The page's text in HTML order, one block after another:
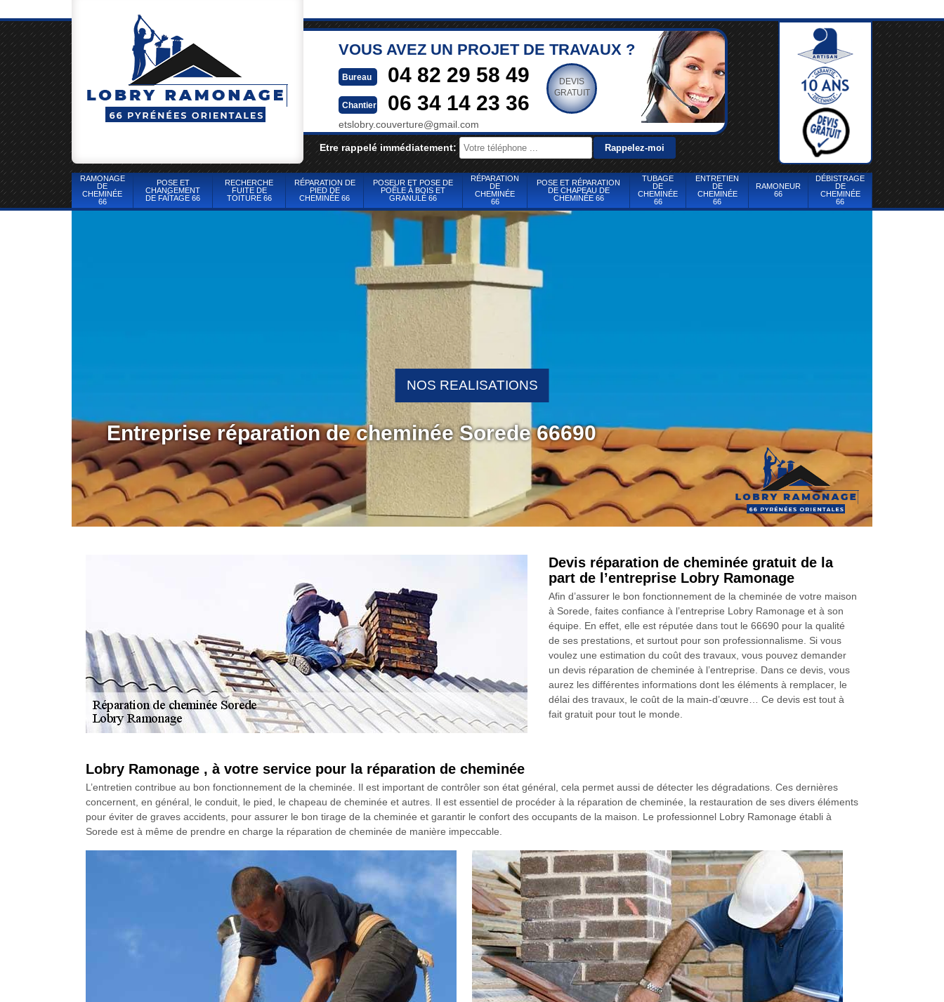
VOUS AVEZ UN PROJET DE TRAVAUX ?
Bureau 04 82 29 58 49
Chantier 06 34 14 23 36
etslobry.couverture@gmail.com
DEVIS
GRATUIT
Etre rappelé immédiatement:
RAMONAGE
DE
CHEMINÉE
66
POSE ET
CHANGEMENT
DE FAÎTAGE 66
RECHERCHE
FUITE DE
TOITURE 66
RÉPARATION DE
PIED DE
CHEMINÉE 66
POSEUR ET POSE DE
POÊLE À BOIS ET
GRANULÉ 66
RÉPARATION
DE
CHEMINÉE
66
POSE ET RÉPARATION
DE CHAPEAU DE
CHEMINÉE 66
TUBAGE
DE
CHEMINÉE
66
ENTRETIEN
DE
CHEMINÉE
66
RAMONEUR
66
DÉBISTRAGE
DE
CHEMINÉE
66
Entreprise réparation de cheminée Sorede 66690
NOS REALISATIONS
Devis réparation de cheminée gratuit de la
part de l’entreprise Lobry Ramonage
Afin d’assurer le bon fonctionnement de la cheminée de votre maison
à Sorede, faites confiance à l’entreprise Lobry Ramonage et à son
équipe. En effet, elle est réputée dans tout le 66690 pour la qualité
de ses prestations, et surtout pour son professionnalisme. Si vous
voulez une estimation du coût des travaux, vous pouvez demander
un devis réparation de cheminée à l’entreprise. Dans ce devis, vous
aurez les différentes informations dont les éléments à remplacer, le
délai des travaux, le coût de la main-d’œuvre… Ce devis est tout à
fait gratuit pour tout le monde.
Lobry Ramonage , à votre service pour la réparation de cheminée
L’entretien contribue au bon fonctionnement de la cheminée. Il est important de contrôler son état général, cela permet aussi de détecter les dégradations. Ces dernières
concernent, en général, le conduit, le pied, le chapeau de cheminée et autres. Il est essentiel de procéder à la réparation de cheminée, la restauration de ses divers éléments
pour éviter de graves accidents, pour assurer le bon tirage de la cheminée et garantir le confort des occupants de la maison. Le professionnel Lobry Ramonage établi à
Sorede est à même de prendre en charge la réparation de cheminée de manière impeccable.